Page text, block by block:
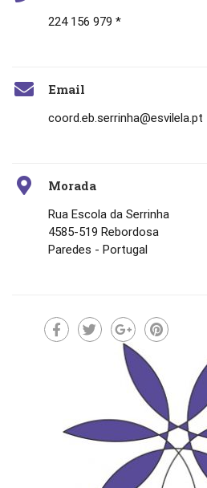
224 156 979 *
Email
coord.eb.serrinha@esvilela.pt
Morada
Rua Escola da Serrinha
4585-519 Rebordosa
Paredes - Portugal